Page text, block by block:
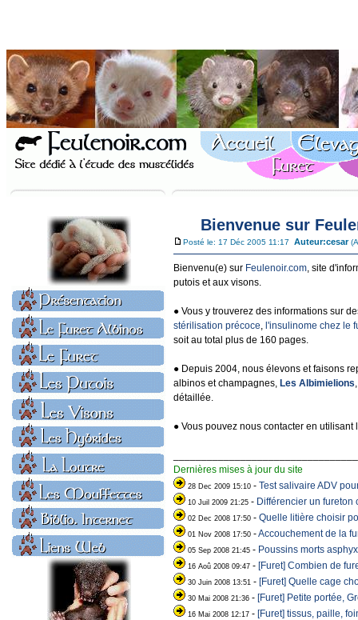
Bienvenue sur
Posté le: 17 Déc 2005 11:17 Auteur:cesar
Bienvenu(e) sur Feulenoir.com, site
putois et aux visons.
● Vous y trouverez des informations sur
stérilisation précoce, l'insulinome chez le
soit au total plus de 160 pages.
● Depuis 2004, nous élevons et faisons
albinos et champagnes, Les Albimielions
détaillée.
● Vous pouvez nous contacter en
Dernières mises à jour du site
28 Dec 2009 15:10 - Test salivaire ADV
10 Juil 2009 21:25 - Différencier un
02 Dec 2008 17:50 - Quelle litière choisir
01 Nov 2008 17:50 -Accouchement de la
05 Sep 2008 21:45 - Poussins morts
16 Aoû 2008 09:47 - [Furet] Combien de
30 Juin 2008 13:51 - [Furet] Quelle cage
30 Mai 2008 21:36 - [Furet] Petite portée,
16 Mai 2008 12:17 - [Furet] tissus, paille,